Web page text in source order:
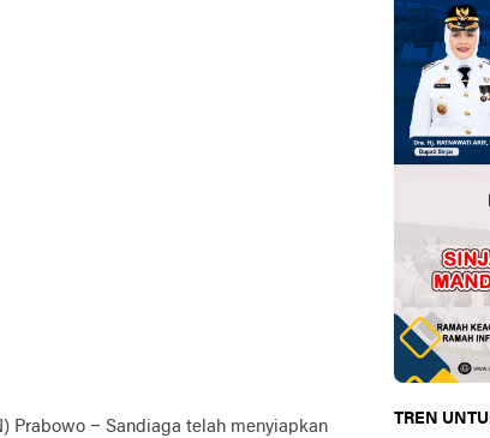
Prabowo – Sandiaga telah menyiapkan
TREN